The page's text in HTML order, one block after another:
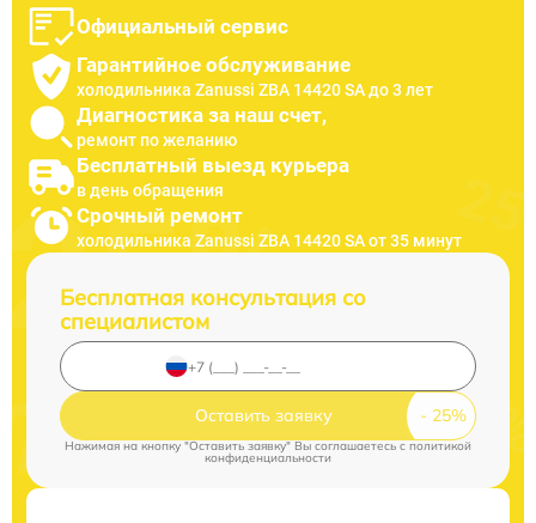
Официальный сервис
Гарантийное обслуживание
холодильника Zanussi ZBA 14420 SA до 3 лет
Диагностика за наш счет,
ремонт по желанию
Бесплатный выезд курьера
в день обращения
Срочный ремонт
холодильника Zanussi ZBA 14420 SA от 35 минут
Бесплатная консультация со
специалистом
Оставить заявку
Нажимая на кнопку "Оставить заявку" Вы соглашаетесь cполитикой
конфиденциальности